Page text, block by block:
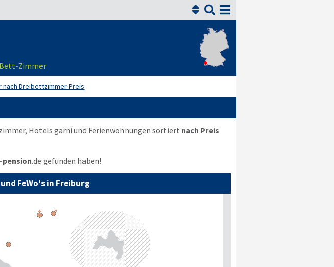


Zimmer
nach Dreibettzimmer-Preis
Hotels garni und Ferienwohnungen sortiert nach Preis
.de gefunden haben!
FeWo's in Freiburg